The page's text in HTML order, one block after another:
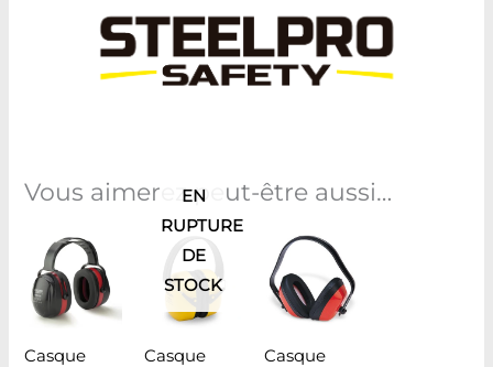
Vous aimerez peut-être aussi…
Casque
EN
RUPTURE
DE
STOCK
Casque
Casque